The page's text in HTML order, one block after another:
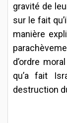
gravité de
sur le fait
manière
d’ordre
qu’a fait
destruction